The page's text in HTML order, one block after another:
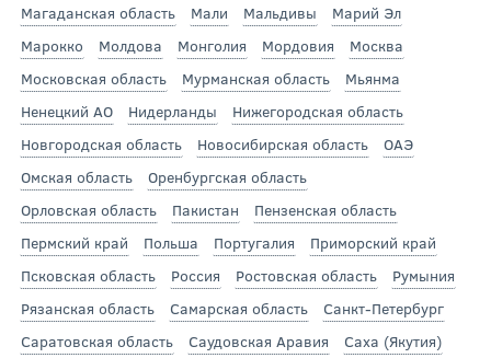
Магаданская область
Мали Мальдивы
Марий Эл
Марокко
Молдова Монголия Мордовия
Москва
Московская область
Мурманская область
Мьянма
Ненецкий АО
Нидерланды
Нижегородская область
Новгородская область
Новосибирская область
ОАЭ
Омская область
Оренбургская область
Орловская область
Пакистан
Пензенская область
Пермский край
Польша Португалия
Приморский край
Псковская область
Россия Ростовская область
Румыния
Рязанская область
Самарская область
Санкт-Петербург
Саратовская область
Саудовская Аравия
Саха (Якутия)